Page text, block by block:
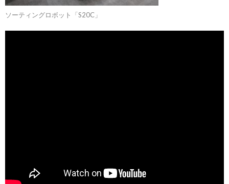
ソーティングロボット「S20C」